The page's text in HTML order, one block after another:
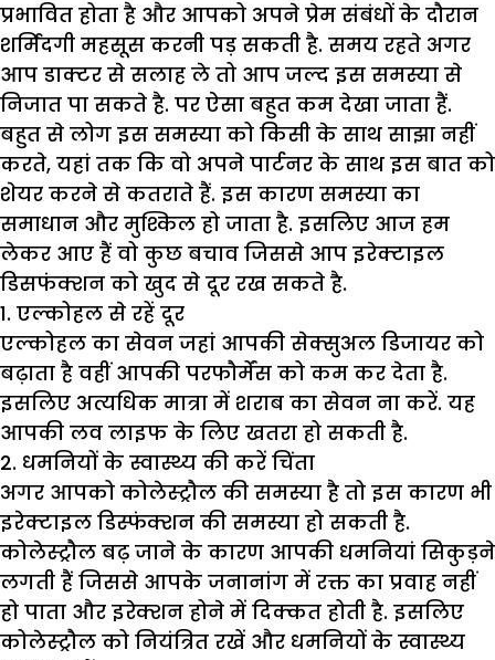
प्रभावित होता है और आपको अपने प्रेम संबंधों के दौरान
शर्मिंदगी महसूस करनी पड़ सकती है. समय रहते अगर
आप डाक्टर से सलाह ले तो आप जल्द इस समस्या से
निजात पा सकते है. पर ऐसा बहुत कम देखा जाता हैं.
बहुत से लोग इस समस्या को किसी के साथ साझा नहीं
करते, यहां तक कि वो अपने पार्टनर के साथ इस बात को
शेयर करने से कतराते हैं. इस कारण समस्या का
समाधान और मुश्किल हो जाता है. इसलिए आज हम
लेकर आए हैं वो कुछ बचाव जिससे आप इरेक्टाइल
डिसफंक्शन को खुद से दूर रख सकते है.
1. एल्कोहल से रहें दूर
एल्कोहल का सेवन जहां आपकी सेक्सुअल डिजायर को
बढ़ाता है वहीं आपकी परफौर्मेंस को कम कर देता है.
इसलिए अत्यधिक मात्रा में शराब का सेवन ना करें. यह
आपकी लव लाइफ के लिए खतरा हो सकती है.
2. धमनियों के स्वास्थ्य की करें चिंता
अगर आपको कोलेस्ट्रौल की समस्या है तो इस कारण भी
इरेक्टाइल डिस्फंक्शन की समस्या हो सकती है.
कोलेस्ट्रौल बढ़ जाने के कारण आपकी धमनियां सिकुड़ने
लगती हैं जिससे आपके जनानांग में रक्त का प्रवाह नहीं
हो पाता और इरेक्शन होने में दिक्कत होती है. इसलिए
कोलेस्ट्रौल को नियंत्रित रखें और धमनियों के स्वास्थ्य